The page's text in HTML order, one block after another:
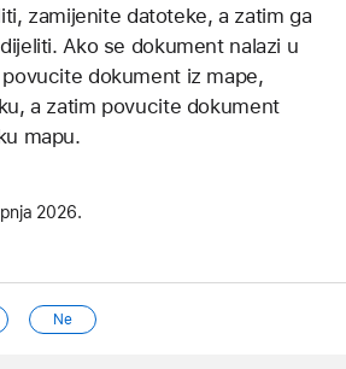
zamijenite datoteke, a zatim ga
Ako se dokument nalazi u
dokument iz mape,
a zatim povucite dokument
mapu.
2026.
Ne